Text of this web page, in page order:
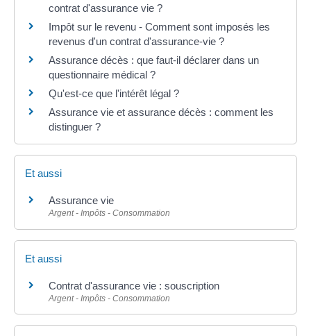
contrat d'assurance vie ?
Impôt sur le revenu - Comment sont imposés les
revenus d'un contrat d'assurance-vie ?
Assurance décès : que faut-il déclarer dans un
questionnaire médical ?
Qu'est-ce que l'intérêt légal ?
Assurance vie et assurance décès : comment les
distinguer ?
Et aussi
Assurance vie
Argent - Impôts - Consommation
Et aussi
Contrat d'assurance vie : souscription
Argent - Impôts - Consommation